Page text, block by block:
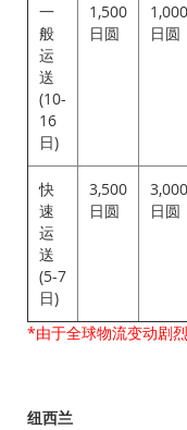
一
般
运
送
(10-
16
日)
1,500
日圆
1,000
日圆
快
速
运
送
(5-7
日)
3,500
日圆
3,000
日圆
*由于全球物流变动剧
纽西兰